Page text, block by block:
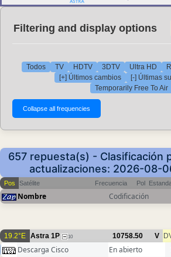
Filtering and display options
Todos TV HDTV 3DTV Ultra HD
[+] Últimos cambios
[-] Últimas
Temporarily Free To Air
657 repuesta(s) - Clasificación
actualizaciones: 2026-08-
Pos Satélite Frecuencia Pol
Nombre Codificación
19.2°E Astra 1P 10 10758.50 V
Descarga Cisco En abierto